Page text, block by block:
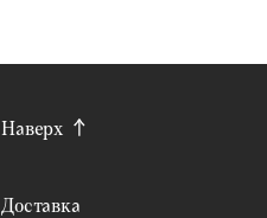
Доставка
Наверх